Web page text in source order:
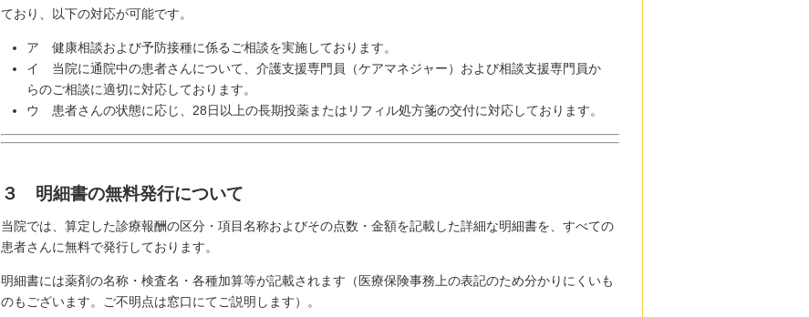
ており、以下の対応が可能です。
ア 健康相談および予防接種に係るご相談を実施しております。
イ 当院に通院中の患者さんについて、介護支援専門員（ケアマネジャー）および相談支援専門員か
らのご相談に適切に対応しております。
ウ 患者さんの状態に応じ、28日以上の長期投薬またはリフィル処方箋の交付に対応しております。
３ 明細書の無料発行について
当院では、算定した診療報酬の区分・項目名称およびその点数・金額を記載した詳細な明細書を、すべての
患者さんに無料で発行しております。
明細書には薬剤の名称・検査名・各種加算等が記載されます（医療保険事務上の表記のため分かりにくいも
のもございます。ご不明点は窓口にてご説明します）。